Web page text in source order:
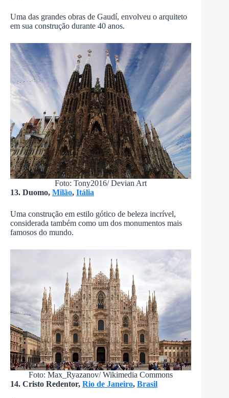
Uma das grandes obras de Gaudí, envolveu o arquiteto
em sua construção durante 40 anos.
Foto: Tony2016/ Devian Art
13. Duomo, Milão, Itália
Uma construção em estilo gótico de beleza incrível,
considerada também como um dos monumentos mais
famosos do mundo.
Foto: Max_Ryazanov/ Wikimedia Commons
14. Cristo Redentor, Rio de Janeiro, Brasil